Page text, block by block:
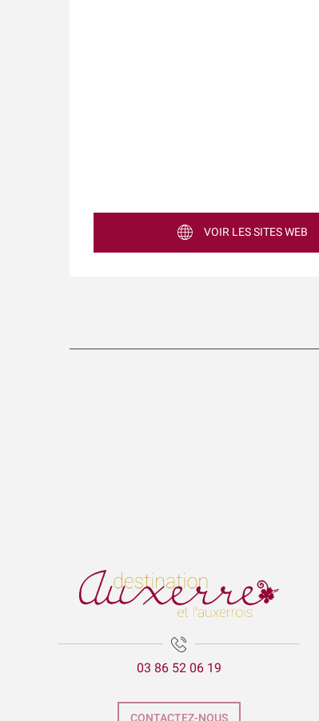
VOIR LES SITES WEB
03 86 52 06 19
CONTACTEZ-NOUS